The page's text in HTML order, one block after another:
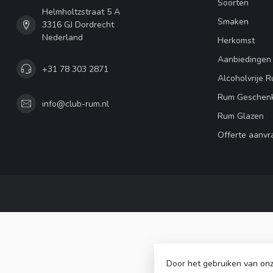
Helmholtzstraat 5 A
3316 GJ Dordrecht
Nederland
+31 78 303 2871
info@club-rum.nl
Soorten
Smaken
Herkomst
Aanbiedingen
Alcoholvrije
Rum
Rum Glazen
Offerte
©
Door het gebruiken van